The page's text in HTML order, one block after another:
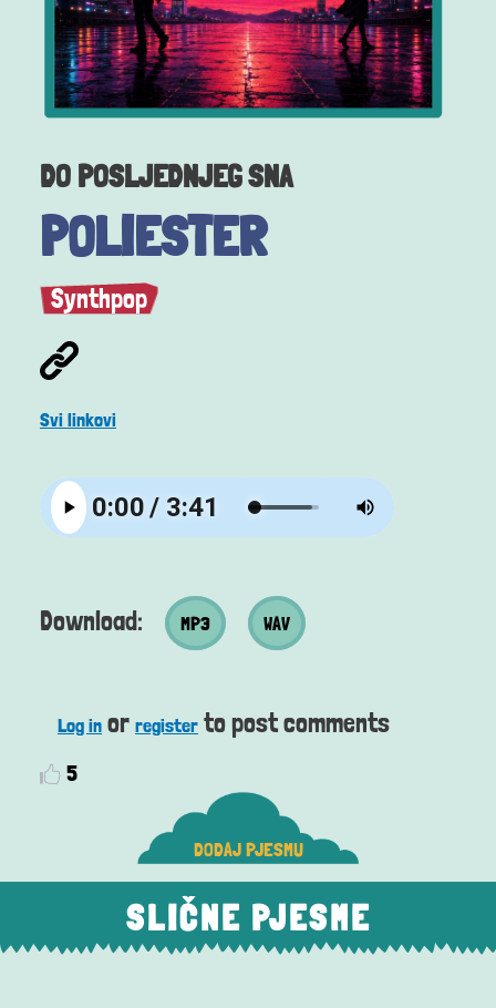
DO POSLJEDNJEG SNA
POLIESTER
Synthpop
Svi linkovi
Download: MP3 datoteka
MP3 Wav datoteka
WAV
Log in or register to post comments
5
DODAJ PJESMU
SLIČNE PJESME